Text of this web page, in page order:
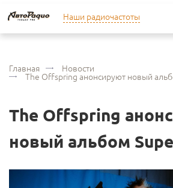
Наши радиочастоты
Главная Новости
The Offspring анонсируют новый
The Offspring
новый альбом